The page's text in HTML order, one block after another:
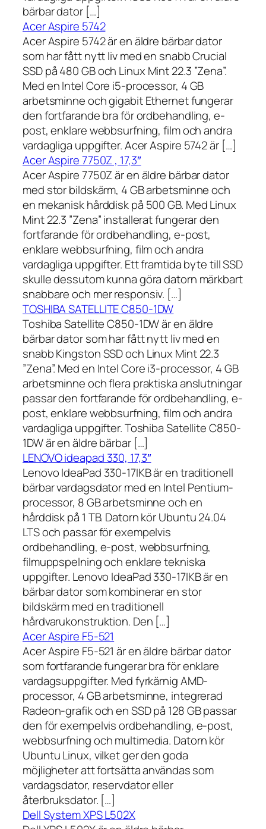
bärbar dator […]
Acer Aspire 5742
Acer Aspire 5742 är en äldre bärbar dator
som har fått nytt liv med en snabb Crucial
SSD på 480 GB och Linux Mint 22.3 ”Zena”.
Med en Intel Core i5-processor, 4 GB
arbetsminne och gigabit Ethernet fungerar
den fortfarande bra för ordbehandling, e-
post, enklare webbsurfning, film och andra
vardagliga uppgifter. Acer Aspire 5742 är […]
Acer Aspire 7750Z , 17,3″
Acer Aspire 7750Z är en äldre bärbar dator
med stor bildskärm, 4 GB arbetsminne och
en mekanisk hårddisk på 500 GB. Med Linux
Mint 22.3 ”Zena” installerat fungerar den
fortfarande för ordbehandling, e-post,
enklare webbsurfning, film och andra
vardagliga uppgifter. Ett framtida byte till SSD
skulle dessutom kunna göra datorn märkbart
snabbare och mer responsiv. […]
TOSHIBA SATELLITE C850-1DW
Toshiba Satellite C850-1DW är en äldre
bärbar dator som har fått nytt liv med en
snabb Kingston SSD och Linux Mint 22.3
”Zena”. Med en Intel Core i3-processor, 4 GB
arbetsminne och flera praktiska anslutningar
passar den fortfarande för ordbehandling, e-
post, enklare webbsurfning, film och andra
vardagliga uppgifter. Toshiba Satellite C850-
1DW är en äldre bärbar […]
LENOVO ideapad 330, 17,3″
Lenovo IdeaPad 330-17IKB är en traditionell
bärbar vardagsdator med en Intel Pentium-
processor, 8 GB arbetsminne och en
hårddisk på 1 TB. Datorn kör Ubuntu 24.04
LTS och passar för exempelvis
ordbehandling, e-post, webbsurfning,
filmuppspelning och enklare tekniska
uppgifter. Lenovo IdeaPad 330-17IKB är en
bärbar dator som kombinerar en stor
bildskärm med en traditionell
hårdvarukonstruktion. Den […]
Acer Aspire F5-521
Acer Aspire F5-521 är en äldre bärbar dator
som fortfarande fungerar bra för enklare
vardagsuppgifter. Med fyrkärnig AMD-
processor, 4 GB arbetsminne, integrerad
Radeon-grafik och en SSD på 128 GB passar
den för exempelvis ordbehandling, e-post,
webbsurfning och multimedia. Datorn kör
Ubuntu Linux, vilket ger den goda
möjligheter att fortsätta användas som
vardagsdator, reservdator eller
återbruksdator. […]
Dell System XPS L502X